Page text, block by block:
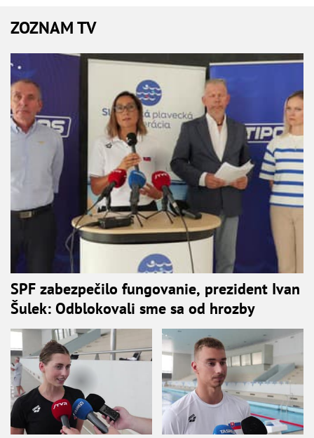
ZOZNAM TV
SPF zabezpečilo fungovanie, prezident Ivan
Šulek: Odblokovali sme sa od hrozby